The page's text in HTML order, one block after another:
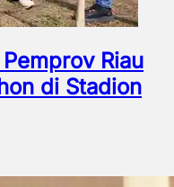
Riau
di Stadion